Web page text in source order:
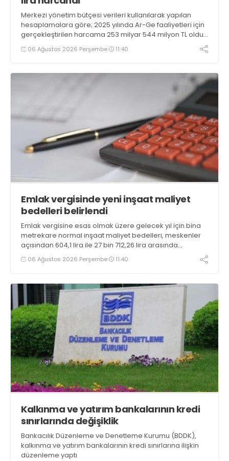
Merkezi yönetim bütçesi verileri kullanılarak yapılan
hesaplamalara göre; 2025 yılında Ar-Ge faaliyetleri için
gerçekleştirilen harcama 253 milyar 544 milyon TL oldu.
Ar-Ge harcamalarının merkezi yönetim bütçesi
içerisindeki oranı yüzde 1,58 oldu
06 Ağustos 2026 Perşembe 11:40
Emlak vergisinde yeni inşaat maliyet
bedelleri belirlendi
Emlak vergisine esas olmak üzere gelecek yıl için bina
metrekare normal inşaat maliyet bedelleri, meskenler
açısından 604,1 lira ile 27 bin 712,26 lira arasında
değişecek
06 Ağustos 2026 Perşembe 11:40
Kalkınma ve yatırım bankalarının kredi
sınırlarında değişiklik
Bankacılık Düzenleme ve Denetleme Kurumu (BDDK),
kalkınma ve yatırım bankalarının kredi sınırlarına ilişkin
düzenleme yaptı